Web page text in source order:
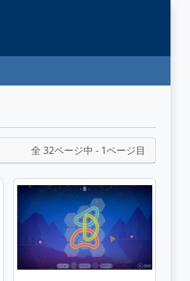
全 32ページ中 - 1ページ目